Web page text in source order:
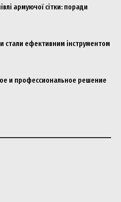
армуючої сітки: поради
стали ефективним інструментом
и профессиональное решение